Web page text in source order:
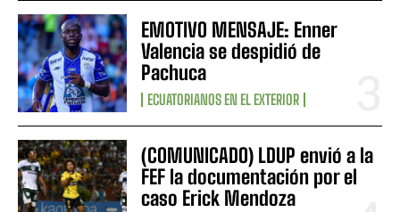
EMOTIVO MENSAJE: Enner
Valencia se despidió de
Pachuca
ECUATORIANOS EN EL EXTERIOR
(COMUNICADO) LDUP envió a la
FEF la documentación por el
caso Erick Mendoza